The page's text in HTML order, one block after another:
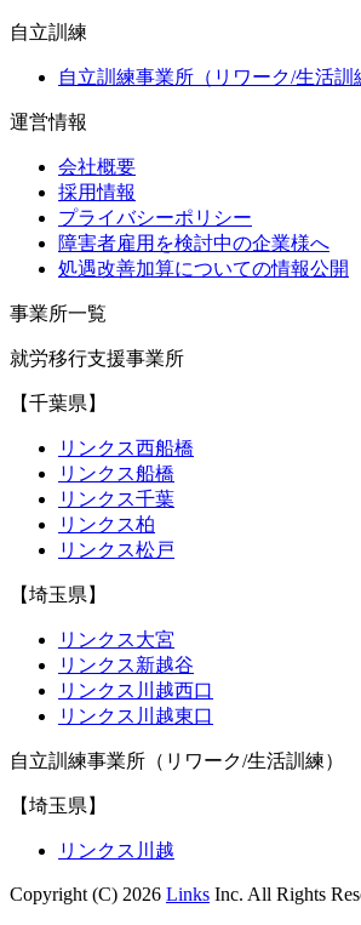
自立訓練
自立訓練事業所（リワーク/生活訓
運営情報
会社概要
採用情報
プライバシーポリシー
障害者雇用を検討中の企業様へ
処遇改善加算についての情報公開
事業所一覧
就労移行支援事業所
【千葉県】
リンクス西船橋
リンクス船橋
リンクス千葉
リンクス柏
リンクス松戸
【埼玉県】
リンクス大宮
リンクス新越谷
リンクス川越西口
リンクス川越東口
自立訓練事業所（リワーク/生活訓練）
【埼玉県】
リンクス川越
Copyright (C) 2026 Links Inc. All Rights